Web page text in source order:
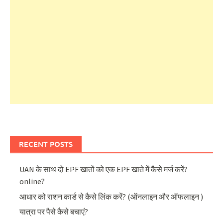
RECENT POSTS
UAN के साथ दो EPF खातों को एक EPF खाते में कैसे मर्ज करें?
online?
आधार को राशन कार्ड से कैसे लिंक करें? (ऑनलाइन और ऑफलाइन )
यात्रा पर पैसे कैसे बचाएं?